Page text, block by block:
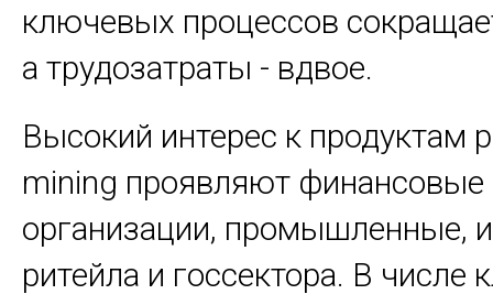
ключевых процессов
а трудозатраты - вдвое.
Высокий интерес к продуктам
mining проявляют финансовые
организации, промышленные,
ритейла и госсектора. В числе